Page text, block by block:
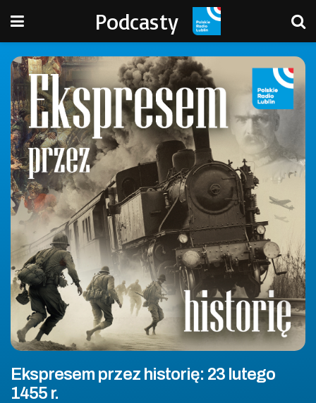
Podcasty
Ekspresem przez historię: 23 lutego
1455 r.